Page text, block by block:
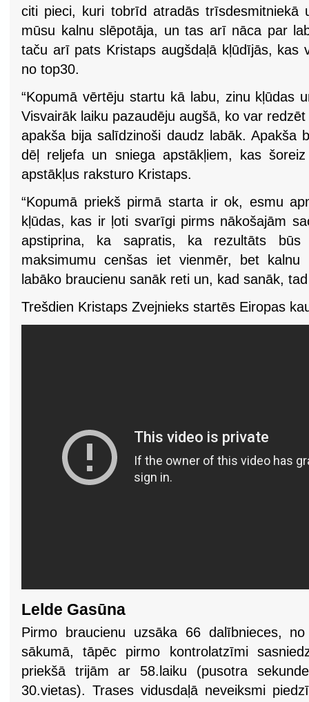
citi pieci, kuri tobrīd atradās
mūsu kalnu slēpotāja, un tas arī nāca par
taču arī pats Kristaps augšdaļā kļūdījās, kas
no top30.
“Kopumā vērtēju startu kā labu, zinu kļūdas
Visvairāk laiku pazaudēju augšā, ko var
apakša bija salīdzinoši daudz labāk. Apakša
dēļ reljefa un sniega apstākļiem, kas
apstākļus raksturo Kristaps.
“Kopumā priekš pirmā starta ir ok, esmu
kļūdas, kas ir ļoti svarīgi pirms nākošajām
apstiprina, ka sapratis, ka rezultāts
maksimumu cenšas iet vienmēr, bet kalnu
labāko braucienu sanāk reti un, kad sanāk,
Trešdien Kristaps Zvejnieks startēs Eiropas
Lelde Gasūna
Pirmo braucienu uzsāka 66 dalībnieces,
sākumā, tāpēc pirmo kontrolatzīmi
priekšā trijām ar 58.laiku (pusotra
30.vietas). Trases vidusdaļā neveiksmi